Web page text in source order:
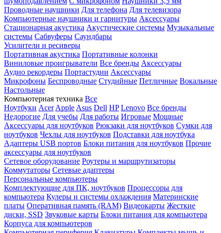
Проводные наушники Для телефона Для телевизора
Компьютерные наушники и гарнитуры Аксессуары
Стационарная акустика Акустические системы Музыкальные
системы Сабвуферы Саундбары
Усилители и ресиверы
Портативная акустика Портативные колонки
Виниловые проигрыватели Все бренды Аксессуары
Аудио рекордеры Портастудии Аксессуары
Микрофоны Беспроводные Студийные Петличные Вокальные
Настольные
Компьютерная техника Все
Ноутбуки Acer Apple Asus Dell HP Lenovo Все бренды
Недорогие Для учебы Для работы Игровые Мощные
Аксессуары для ноутбуков Рюкзаки для ноутбуков Сумки для
ноутбуков Чехлы для ноутбуков Подставки для ноутбука
Адаптеры USB портов Блоки питания для ноутбуков Прочие
аксессуары для ноутбуков
Сетевое оборудование Роутеры и маршрутизаторы
Коммутаторы Сетевые адаптеры
Персональные компьютеры
Комплектующие для ПК, ноутбуков Процессоры для
компьютера Кулеры и системы охлаждения Материнские
платы Оперативная память (RAM) Видеокарты Жесткие
диски, SSD Звуковые карты Блоки питания для компьютера
Корпуса для компьютеров